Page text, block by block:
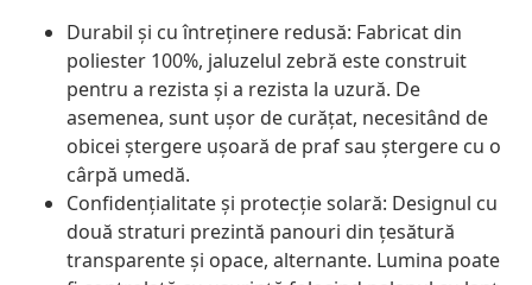
Durabil și cu întreținere redusă: Fabricat din
poliester 100%, jaluzelul zebră este construit
pentru a rezista și a rezista la uzură. De
asemenea, sunt ușor de curățat, necesitând de
obicei ștergere ușoară de praf sau ștergere cu o
cârpă umedă.
Confidențialitate și protecție solară: Designul cu
două straturi prezintă panouri din țesătură
transparente și opace, alternante. Lumina poate